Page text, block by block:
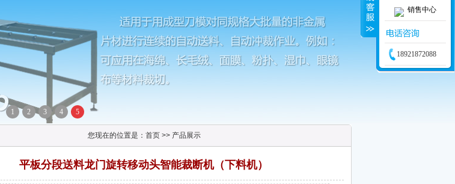
1 2 3 4 5
您现在的位置是：首页 >> 产品展示
平板分段送料龙门旋转移动头智能裁断机（下料机）
销售中心
18921872088